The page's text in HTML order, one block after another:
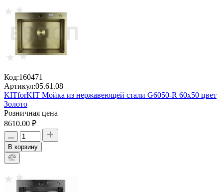
Код:160471
Артикул:05.61.08
KITforKIT Мойка из нержавеющей стали G6050-R 60х50 цвет
Золото
Розничная цена
8610.00 ₽
В корзину